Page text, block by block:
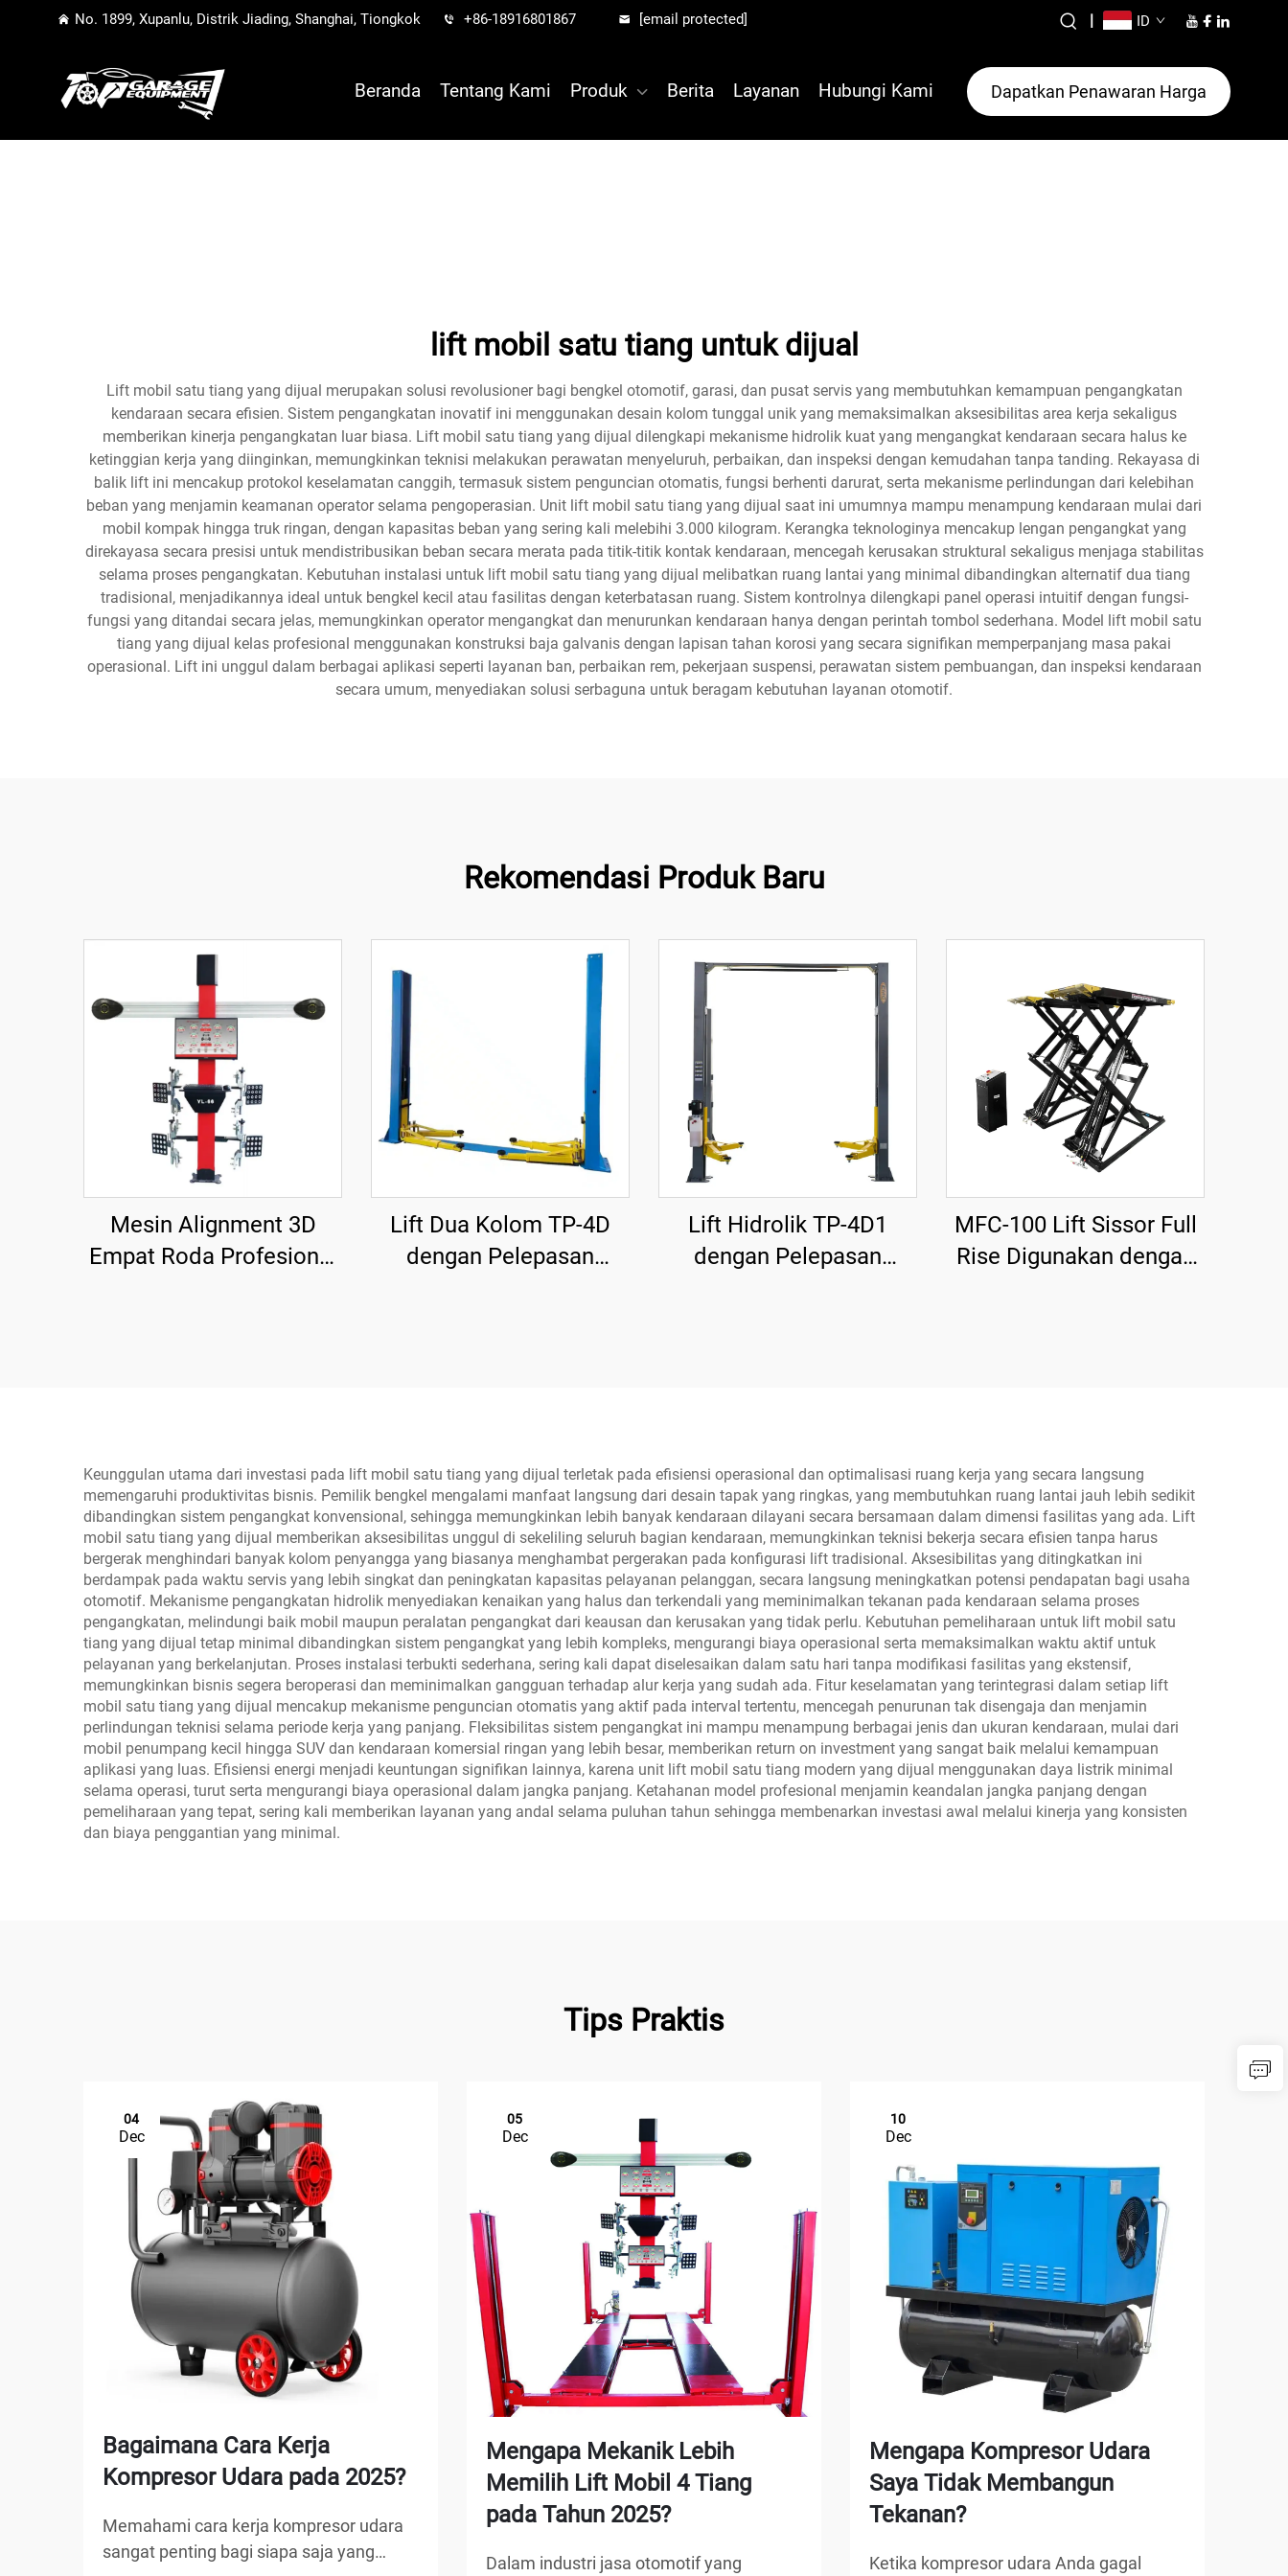
No. 1899, Xupanlu, Distrik Jiading, Shanghai, Tiongkok +86-18916801867 [email protected] | ID
Beranda Tentang Kami Produk Berita Layanan Hubungi Kami Dapatkan Penawaran Harga
lift mobil satu tiang untuk dijual
Lift mobil satu tiang yang dijual merupakan solusi revolusioner bagi bengkel otomotif, garasi, dan pusat servis yang membutuhkan kemampuan pengangkatan
kendaraan secara efisien. Sistem pengangkatan inovatif ini menggunakan desain kolom tunggal unik yang memaksimalkan aksesibilitas area kerja sekaligus
memberikan kinerja pengangkatan luar biasa. Lift mobil satu tiang yang dijual dilengkapi mekanisme hidrolik kuat yang mengangkat kendaraan secara halus ke
ketinggian kerja yang diinginkan, memungkinkan teknisi melakukan perawatan menyeluruh, perbaikan, dan inspeksi dengan kemudahan tanpa tanding. Rekayasa di
balik lift ini mencakup protokol keselamatan canggih, termasuk sistem penguncian otomatis, fungsi berhenti darurat, serta mekanisme perlindungan dari kelebihan
beban yang menjamin keamanan operator selama pengoperasian. Unit lift mobil satu tiang yang dijual saat ini umumnya mampu menampung kendaraan mulai dari
mobil kompak hingga truk ringan, dengan kapasitas beban yang sering kali melebihi 3.000 kilogram. Kerangka teknologinya mencakup lengan pengangkat yang
direkayasa secara presisi untuk mendistribusikan beban secara merata pada titik-titik kontak kendaraan, mencegah kerusakan struktural sekaligus menjaga stabilitas
selama proses pengangkatan. Kebutuhan instalasi untuk lift mobil satu tiang yang dijual melibatkan ruang lantai yang minimal dibandingkan alternatif dua tiang
tradisional, menjadikannya ideal untuk bengkel kecil atau fasilitas dengan keterbatasan ruang. Sistem kontrolnya dilengkapi panel operasi intuitif dengan fungsi-
fungsi yang ditandai secara jelas, memungkinkan operator mengangkat dan menurunkan kendaraan hanya dengan perintah tombol sederhana. Model lift mobil satu
tiang yang dijual kelas profesional menggunakan konstruksi baja galvanis dengan lapisan tahan korosi yang secara signifikan memperpanjang masa pakai
operasional. Lift ini unggul dalam berbagai aplikasi seperti layanan ban, perbaikan rem, pekerjaan suspensi, perawatan sistem pembuangan, dan inspeksi kendaraan
secara umum, menyediakan solusi serbaguna untuk beragam kebutuhan layanan otomotif.
Rekomendasi Produk Baru
Mesin Alignment 3D
Empat Roda Profesional
Lift Dua Kolom TP-4D
dengan Pelepasan
Lift Hidrolik TP-4D1
dengan Pelepasan
MFC-100 Lift Sissor Full
Rise Digunakan dengan
Keunggulan utama dari investasi pada lift mobil satu tiang yang dijual terletak pada efisiensi operasional dan optimalisasi ruang kerja yang secara langsung
memengaruhi produktivitas bisnis. Pemilik bengkel mengalami manfaat langsung dari desain tapak yang ringkas, yang membutuhkan ruang lantai jauh lebih sedikit
dibandingkan sistem pengangkat konvensional, sehingga memungkinkan lebih banyak kendaraan dilayani secara bersamaan dalam dimensi fasilitas yang ada. Lift
mobil satu tiang yang dijual memberikan aksesibilitas unggul di sekeliling seluruh bagian kendaraan, memungkinkan teknisi bekerja secara efisien tanpa harus
bergerak menghindari banyak kolom penyangga yang biasanya menghambat pergerakan pada konfigurasi lift tradisional. Aksesibilitas yang ditingkatkan ini
berdampak pada waktu servis yang lebih singkat dan peningkatan kapasitas pelayanan pelanggan, secara langsung meningkatkan potensi pendapatan bagi usaha
otomotif. Mekanisme pengangkatan hidrolik menyediakan kenaikan yang halus dan terkendali yang meminimalkan tekanan pada kendaraan selama proses
pengangkatan, melindungi baik mobil maupun peralatan pengangkat dari keausan dan kerusakan yang tidak perlu. Kebutuhan pemeliharaan untuk lift mobil satu
tiang yang dijual tetap minimal dibandingkan sistem pengangkat yang lebih kompleks, mengurangi biaya operasional serta memaksimalkan waktu aktif untuk
pelayanan yang berkelanjutan. Proses instalasi terbukti sederhana, sering kali dapat diselesaikan dalam satu hari tanpa modifikasi fasilitas yang ekstensif,
memungkinkan bisnis segera beroperasi dan meminimalkan gangguan terhadap alur kerja yang sudah ada. Fitur keselamatan yang terintegrasi dalam setiap lift
mobil satu tiang yang dijual mencakup mekanisme penguncian otomatis yang aktif pada interval tertentu, mencegah penurunan tak disengaja dan menjamin
perlindungan teknisi selama periode kerja yang panjang. Fleksibilitas sistem pengangkat ini mampu menampung berbagai jenis dan ukuran kendaraan, mulai dari
mobil penumpang kecil hingga SUV dan kendaraan komersial ringan yang lebih besar, memberikan return on investment yang sangat baik melalui kemampuan
aplikasi yang luas. Efisiensi energi menjadi keuntungan signifikan lainnya, karena unit lift mobil satu tiang modern yang dijual menggunakan daya listrik minimal
selama operasi, turut serta mengurangi biaya operasional dalam jangka panjang. Ketahanan model profesional menjamin keandalan jangka panjang dengan
pemeliharaan yang tepat, sering kali memberikan layanan yang andal selama puluhan tahun sehingga membenarkan investasi awal melalui kinerja yang konsisten
dan biaya penggantian yang minimal.
Tips Praktis
04
Dec
Bagaimana Cara Kerja
Kompresor Udara pada 2025?
Memahami cara kerja kompresor udara
sangat penting bagi siapa saja yang
05
Dec
Mengapa Mekanik Lebih
Memilih Lift Mobil 4 Tiang
pada Tahun 2025?
Dalam industri jasa otomotif yang
10
Dec
Mengapa Kompresor Udara
Saya Tidak Membangun
Tekanan?
Ketika kompresor udara Anda gagal